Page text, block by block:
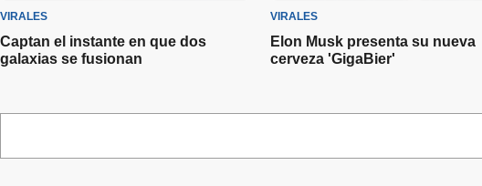
VIRALES
Captan el instante en que dos
galaxias se fusionan
VIRALES
Elon Musk presenta su nueva
cerveza 'GigaBier'